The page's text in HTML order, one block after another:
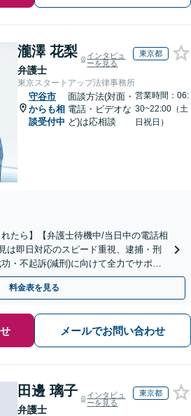
瀧澤 花梨
弁護士
インタビュ
ーを見る
東京都
東京スタートアップ法律事務所
守谷市
からも相
談受付中
面談方法(対面・
電話・ビデオな
ど)は応相談
営業時間：06:
30~22:00（土
日祝日）
たら】【弁護士待機中/当日中の電話相
は即日対応のスピード重視、逮捕・刑
・不起訴(減刑)に向けて全力でサポー
門】
料金表を見る
メールでお問い合わせ
田邊 璃子
弁護士
インタビュ
ーを見る
東京都